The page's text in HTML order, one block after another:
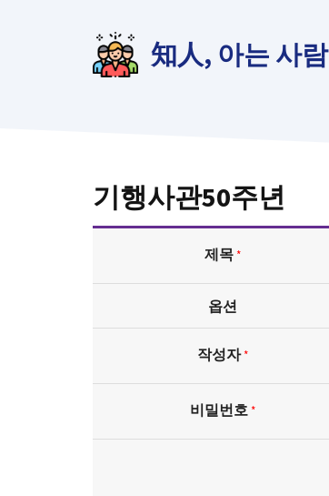
知人, 아는 사람
기행사관50주년
제목 *
옵션
작성자 *
비밀번호*